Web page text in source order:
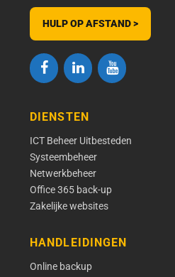
HULP OP AFSTAND >
DIENSTEN
ICT Beheer Uitbesteden
Systeembeheer
Netwerkbeheer
Office 365 back-up
Zakelijke websites
HANDLEIDINGEN
Online backup